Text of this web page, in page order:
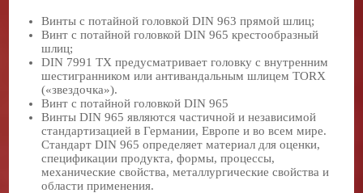
Винты с потайной головкой DIN 963 прямой шлиц;
Винт с потайной головкой DIN 965 крестообразный
шлиц;
DIN 7991 TX предусматривает головку с внутренним
шестигранником или антивандальным шлицем TORX
(«звездочка»).
Винт с потайной головкой DIN 965
Винты DIN 965 являются частичной и независимой
стандартизацией в Германии, Европе и во всем мире.
Стандарт DIN 965 определяет материал для оценки,
спецификации продукта, формы, процессы,
механические свойства, металлургические свойства и
области применения.